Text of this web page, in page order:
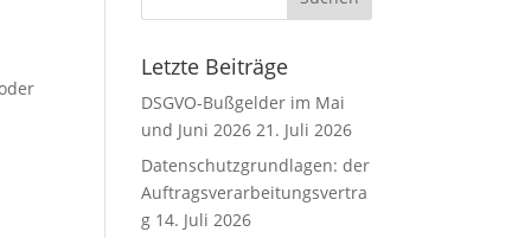
Letzte Beiträge
DSGVO-Bußgelder im Mai
und Juni 2026 21. Juli 2026
Datenschutzgrundlagen: der
Auftragsverarbeitungsvertra
g 14. Juli 2026